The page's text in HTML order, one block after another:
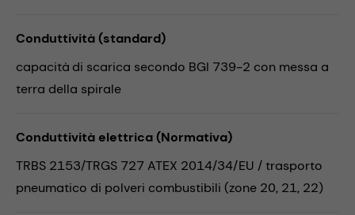
Conduttività (standard)
capacità di scarica secondo BGI 739-2 con messa a
terra della spirale
Conduttività elettrica (Normativa)
TRBS 2153/TRGS 727 ATEX 2014/34/EU / trasporto
pneumatico di polveri combustibili (zone 20, 21, 22)